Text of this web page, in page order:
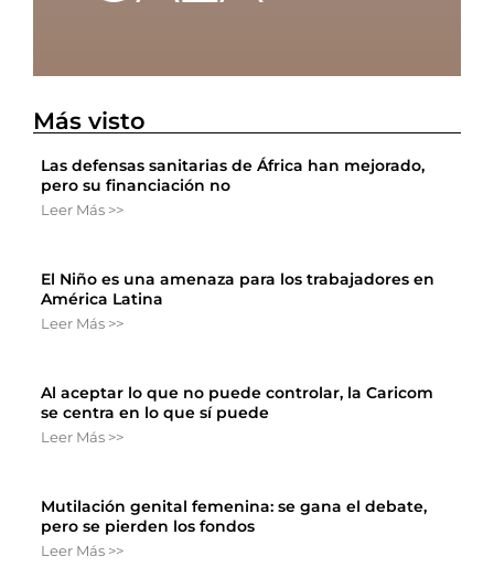
Más visto
Las defensas sanitarias de África han mejorado,
pero su financiación no
Leer Más >>
El Niño es una amenaza para los trabajadores en
América Latina
Leer Más >>
Al aceptar lo que no puede controlar, la Caricom
se centra en lo que sí puede
Leer Más >>
Mutilación genital femenina: se gana el debate,
pero se pierden los fondos
Leer Más >>